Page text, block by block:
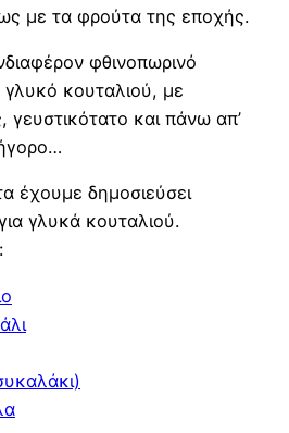
με τα φρούτα της εποχής.
φθινοπωρινό
κουταλιού, με
γευστικότατο και πάνω απ’
έχουμε δημοσιεύσει
γλυκά κουταλιού.